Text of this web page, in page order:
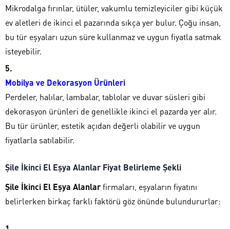
Mikrodalga fırınlar, ütüler, vakumlu temizleyiciler gibi küçük
ev aletleri de ikinci el pazarında sıkça yer bulur. Çoğu insan,
bu tür eşyaları uzun süre kullanmaz ve uygun fiyatla satmak
isteyebilir.
Mobilya ve Dekorasyon Ürünleri
Perdeler, halılar, lambalar, tablolar ve duvar süsleri gibi
dekorasyon ürünleri de genellikle ikinci el pazarda yer alır.
Bu tür ürünler, estetik açıdan değerli olabilir ve uygun
fiyatlarla satılabilir.
Şile İkinci El Eşya Alanlar Fiyat Belirleme Şekli
Şile İkinci El Eşya Alanlarfirmaları, eşyaların fiyatını
belirlerken birkaç farklı faktörü göz önünde bulundururlar: